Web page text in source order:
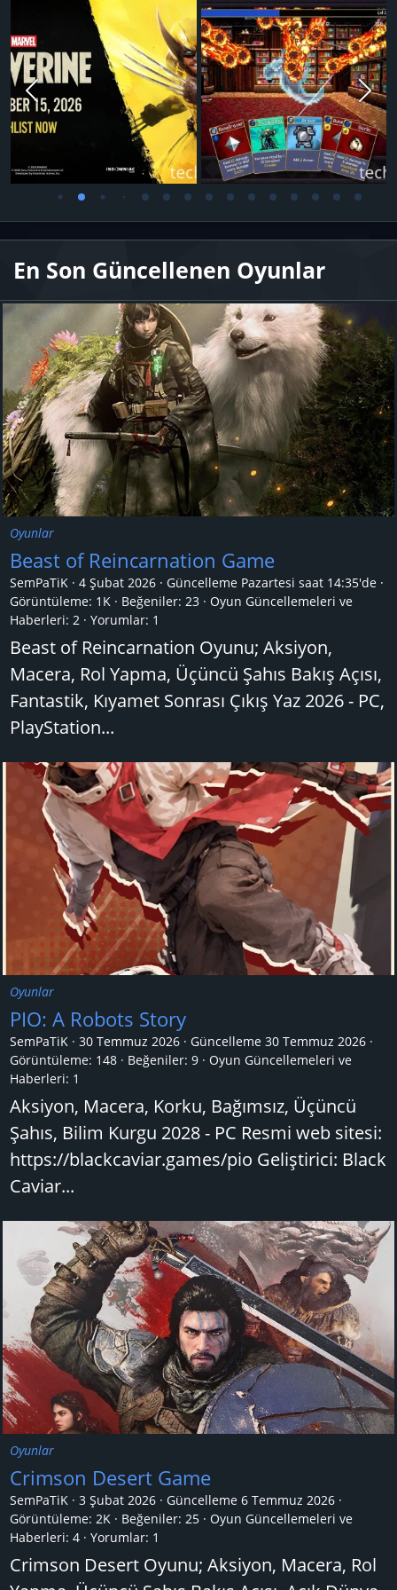
En Son Güncellenen Oyunlar
Oyunlar
Beast of Reincarnation Game
SemPaTiK 4 Şubat 2026 Güncelleme Pazartesi saat 14:35'de
Görüntüleme: 1K
Beğeniler: 23
Oyun Güncellemeleri ve
Haberleri: 2 Yorumlar: 1
Beast of Reincarnation Oyunu; Aksiyon,
Macera, Rol Yapma, Üçüncü Şahıs Bakış Açısı,
Fantastik, Kıyamet Sonrası Çıkış Yaz 2026 - PC,
PlayStation...
Oyunlar
PIO: A Robots Story
SemPaTiK 30 Temmuz 2026 Güncelleme 30 Temmuz 2026
Görüntüleme: 148
Beğeniler: 9
Oyun Güncellemeleri ve
Haberleri: 1
Aksiyon, Macera, Korku, Bağımsız, Üçüncü
Şahıs, Bilim Kurgu 2028 - PC Resmi web sitesi:
https://blackcaviar.games/pio Geliştirici: Black
Caviar...
Oyunlar
Crimson Desert Game
SemPaTiK 3 Şubat 2026 Güncelleme 6 Temmuz 2026
Görüntüleme: 2K
Beğeniler: 25
Oyun Güncellemeleri ve
Haberleri: 4 Yorumlar: 1
Crimson Desert Oyunu; Aksiyon, Macera, Rol